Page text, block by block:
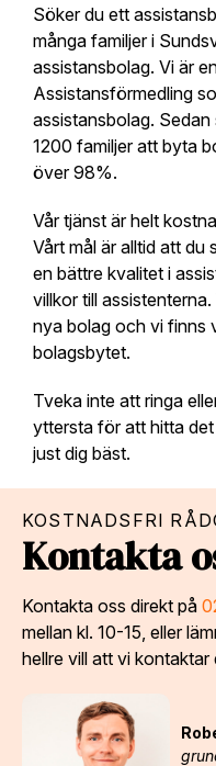
Söker du ett
många familjer i
assistansbolag. Vi är
Assistansförmedling
assistansbolag.
1200 familjer att byta
över 98%.
Vår tjänst är helt
Vårt mål är alltid att
en bättre kvalitet i
villkor till
nya bolag och vi finns
bolagsbytet.
Tveka inte att ringa
yttersta för att hitta
just dig bäst.
KOSTNADSFRI
Kontakta
Kontakta oss direkt på
mellan kl. 10-15, eller
hellre vill att vi kontaktar